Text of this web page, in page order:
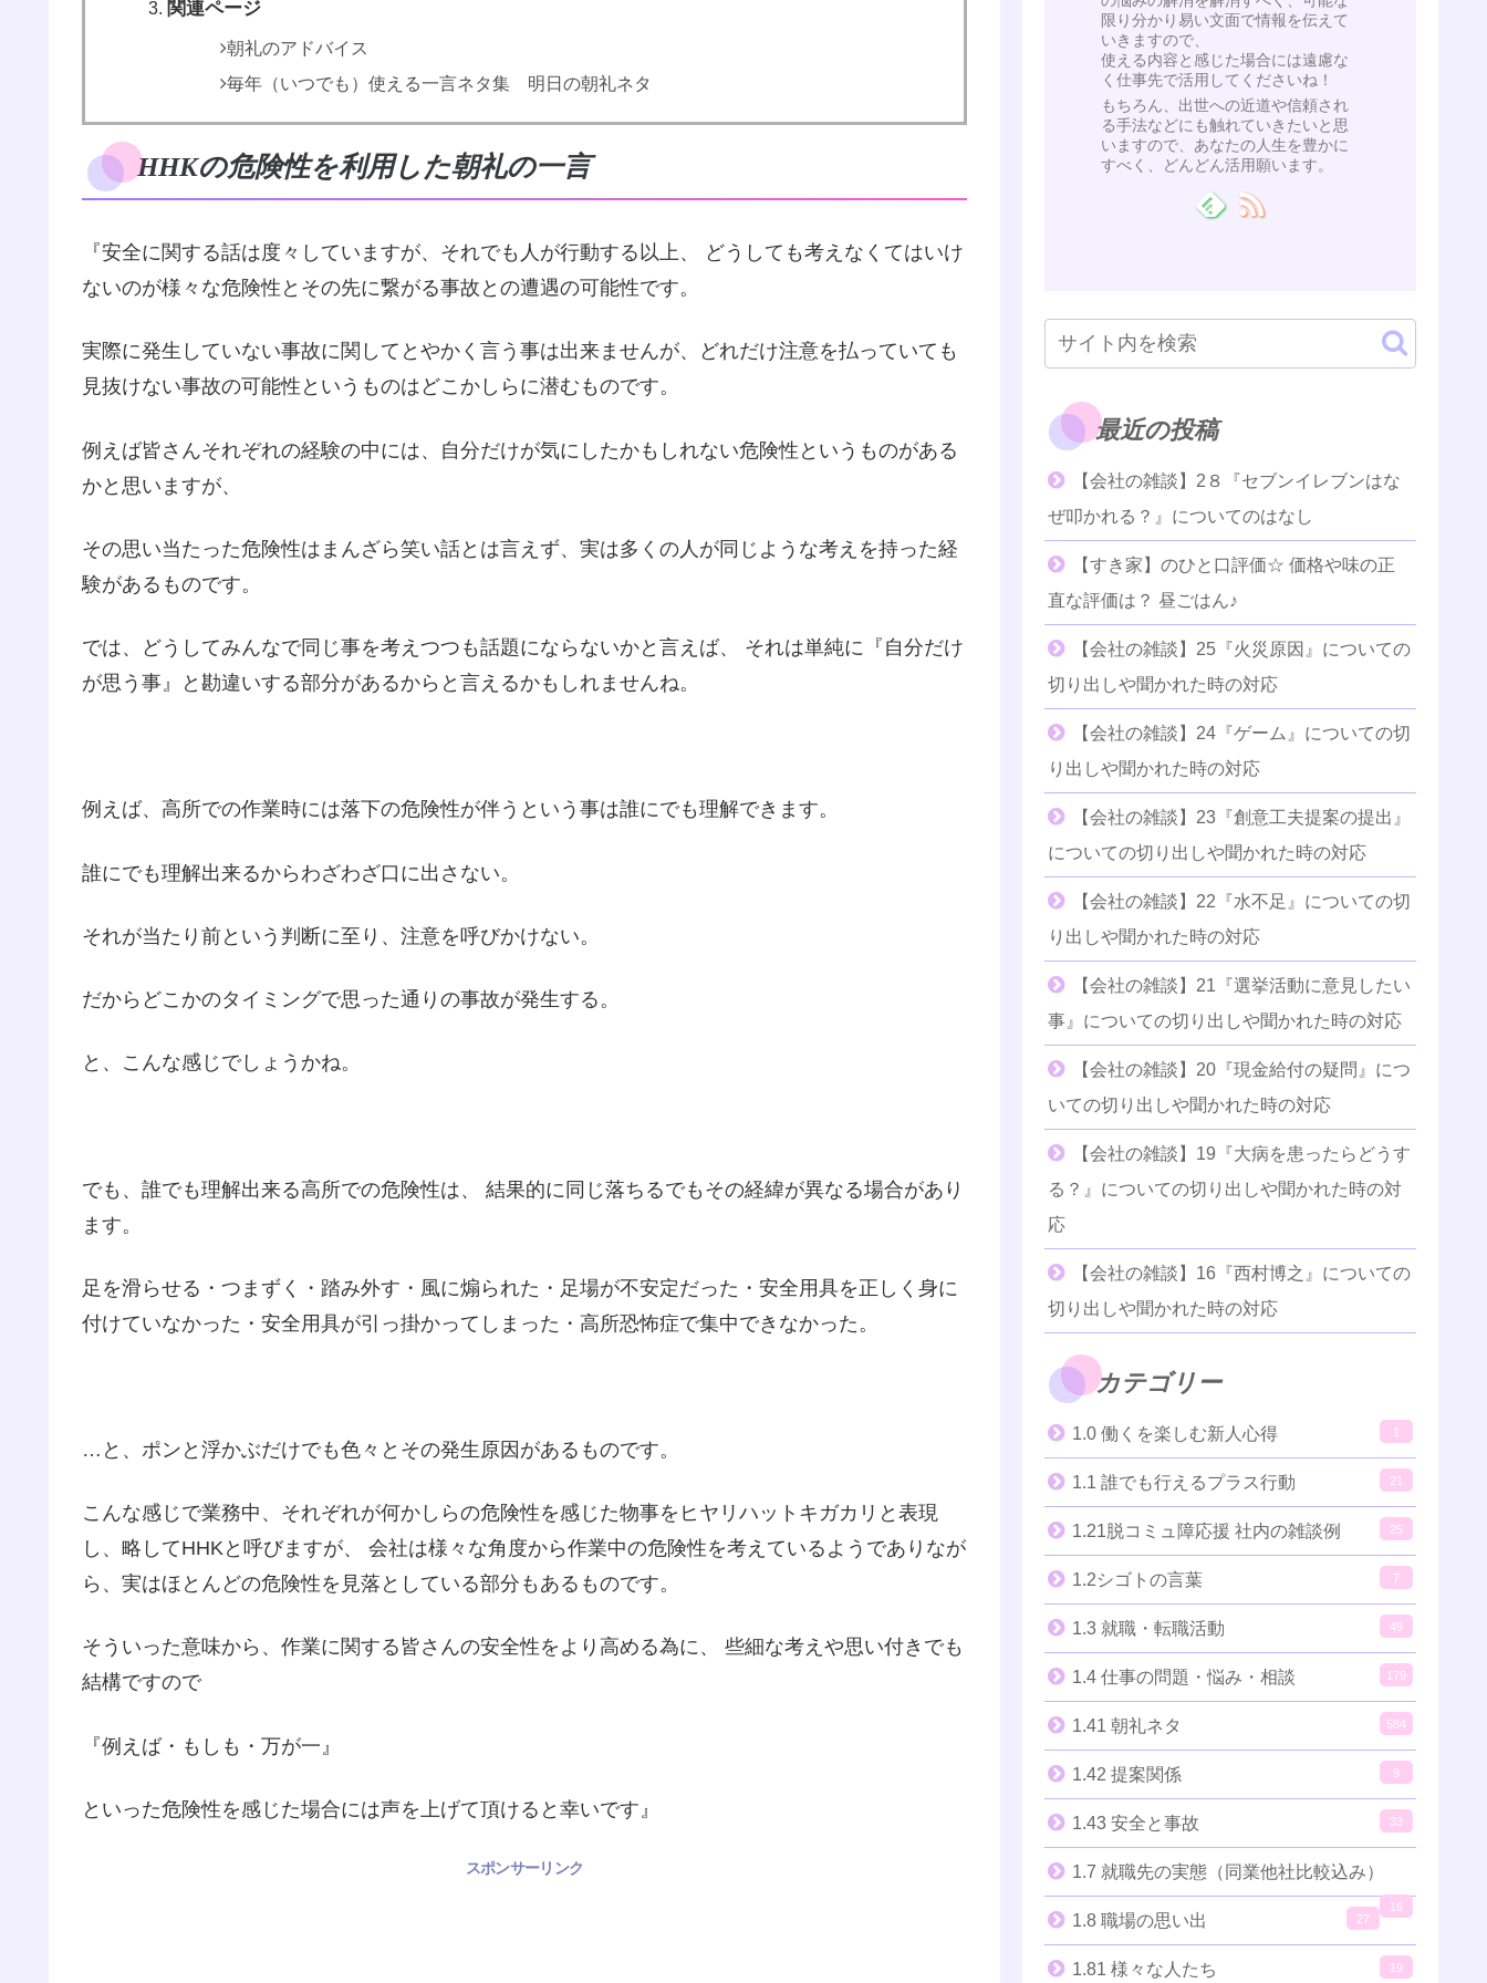
関連ページ
朝礼のアドバイス
毎年（いつでも）使える一言ネタ集 明日の朝礼ネタ
HHKの危険性を利用した朝礼の一言
『安全に関する話は度々していますが、それでも人が行動する以上、 どうしても考えなくてはいけ
ないのが様々な危険性とその先に繋がる事故との遭遇の可能性です。
実際に発生していない事故に関してとやかく言う事は出来ませんが、どれだけ注意を払っていても
見抜けない事故の可能性というものはどこかしらに潜むものです。
例えば皆さんそれぞれの経験の中には、自分だけが気にしたかもしれない危険性というものがある
かと思いますが、
その思い当たった危険性はまんざら笑い話とは言えず、実は多くの人が同じような考えを持った経
験があるものです。
では、どうしてみんなで同じ事を考えつつも話題にならないかと言えば、 それは単純に『自分だけ
が思う事』と勘違いする部分があるからと言えるかもしれませんね。
例えば、高所での作業時には落下の危険性が伴うという事は誰にでも理解できます。
誰にでも理解出来るからわざわざ口に出さない。
それが当たり前という判断に至り、注意を呼びかけない。
だからどこかのタイミングで思った通りの事故が発生する。
と、こんな感じでしょうかね。
でも、誰でも理解出来る高所での危険性は、 結果的に同じ落ちるでもその経緯が異なる場合があり
ます。
足を滑らせる・つまずく・踏み外す・風に煽られた・足場が不安定だった・安全用具を正しく身に
付けていなかった・安全用具が引っ掛かってしまった・高所恐怖症で集中できなかった。
…と、ポンと浮かぶだけでも色々とその発生原因があるものです。
こんな感じで業務中、それぞれが何かしらの危険性を感じた物事をヒヤリハットキガカリと表現
し、略してHHKと呼びますが、 会社は様々な角度から作業中の危険性を考えているようでありなが
ら、実はほとんどの危険性を見落としている部分もあるものです。
そういった意味から、作業に関する皆さんの安全性をより高める為に、 些細な考えや思い付きでも
結構ですので
『例えば・もしも・万が一』
といった危険性を感じた場合には声を上げて頂けると幸いです』
スポンサーリンク
限り分かり易い文面で情報を伝えて
いきますので、
使える内容と感じた場合には遠慮な
く仕事先で活用してくださいね！
もちろん、出世への近道や信頼され
る手法などにも触れていきたいと思
いますので、あなたの人生を豊かに
すべく、どんどん活用願います。
最近の投稿
【会社の雑談】2８『セブンイレブンはな
ぜ叩かれる？』についてのはなし
【すき家】のひと口評価☆ 価格や味の正
直な評価は？ 昼ごはん♪
【会社の雑談】25『火災原因』についての
切り出しや聞かれた時の対応
【会社の雑談】24『ゲーム』についての切
り出しや聞かれた時の対応
【会社の雑談】23『創意工夫提案の提出』
についての切り出しや聞かれた時の対応
【会社の雑談】22『水不足』についての切
り出しや聞かれた時の対応
【会社の雑談】21『選挙活動に意見したい
事』についての切り出しや聞かれた時の対応
【会社の雑談】20『現金給付の疑問』につ
いての切り出しや聞かれた時の対応
【会社の雑談】19『大病を患ったらどうす
る？』についての切り出しや聞かれた時の対
応
【会社の雑談】16『西村博之』についての
切り出しや聞かれた時の対応
カテゴリー
1.0 働くを楽しむ新人心得 1
1.1 誰でも行えるプラス行動 21
1.21脱コミュ障応援 社内の雑談例 25
1.2シゴトの言葉 7
1.3 就職・転職活動 49
1.4 仕事の問題・悩み・相談 179
1.41 朝礼ネタ 584
1.42 提案関係 9
1.43 安全と事故 33
1.7 就職先の実態（同業他社比較込み）
16
1.8 職場の思い出 27
1.81 様々な人たち 19